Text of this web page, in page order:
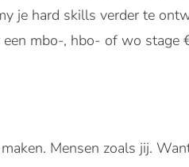
je hard skills verder te
mbo-, hbo- of wo stage
Mensen zoals jij.